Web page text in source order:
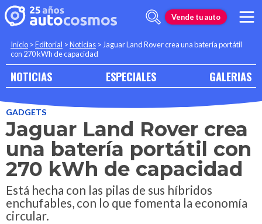
Vende tu auto
Inicio >Editorial >Noticias >Jaguar Land Rover crea una batería portátil
con 270 kWh de capacidad
NOTICIAS ESPECIALES GALERIAS
GADGETS
Jaguar Land Rover crea
una batería portátil con
270 kWh de capacidad
Está hecha con las pilas de sus híbridos
enchufables, con lo que fomenta la economía
circular.